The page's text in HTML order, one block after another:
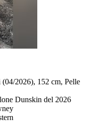
2026), 152 cm, Pelle
Dunskin del 2026